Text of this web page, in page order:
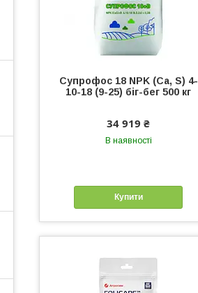
Cупрофос 18 NPK (Ca, S) 4-
10-18 (9-25) біг-бег 500 кг
34 919 ₴
В наявності
Купити